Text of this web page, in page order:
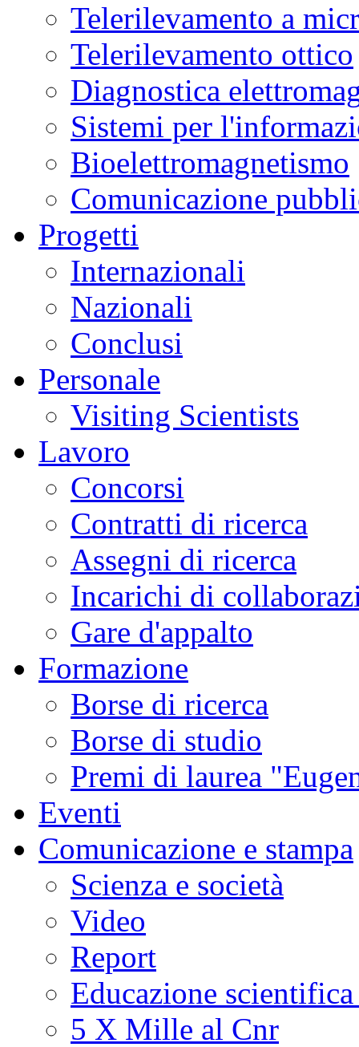
Telerilevamento a
Telerilevamento ottico
Diagnostica
Sistemi per
Bioelettromagnetismo
Comunicazione
Progetti
Internazionali
Nazionali
Conclusi
Personale
Visiting Scientists
Lavoro
Concorsi
Contratti di ricerca
Assegni di ricerca
Incarichi di
Gare d'appalto
Formazione
Borse di ricerca
Borse di studio
Premi di laurea
Eventi
Comunicazione e stampa
Scienza e società
Video
Report
Educazione
5 X Mille al Cnr